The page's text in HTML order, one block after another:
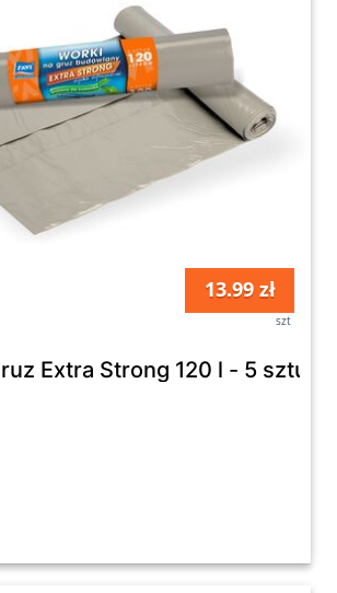
13.99 zł
szt
Extra Strong 120 l - 5 sztuk